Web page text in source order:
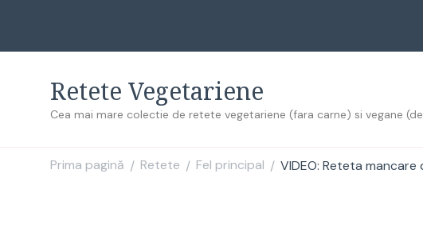
Retete Vegetariene
Cea mai mare colectie de retete vegetariene (fara carne) si vegane
Prima pagină / Retete / Fel principal / VIDEO: Reteta